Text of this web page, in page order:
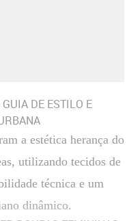
Azul Escuro
DE ESTILO E
a estética herança do
utilizando tecidos de
técnica e um
dinâmico.